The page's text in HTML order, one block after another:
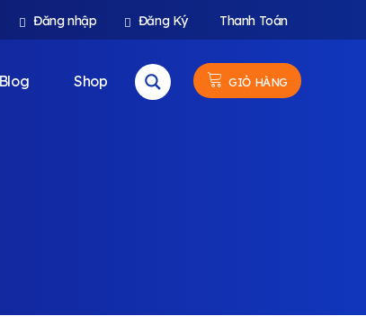
Đăng nhập Đăng Ký Thanh Toán
Blog Shop GIỎ HÀNG